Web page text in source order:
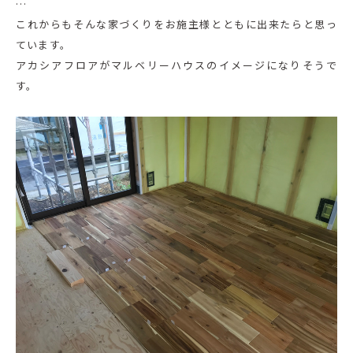
…
これからもそんな家づくりをお施主様とともに出来たらと思っ
ています。
アカシアフロアがマルベリーハウスのイメージになりそうで
す。